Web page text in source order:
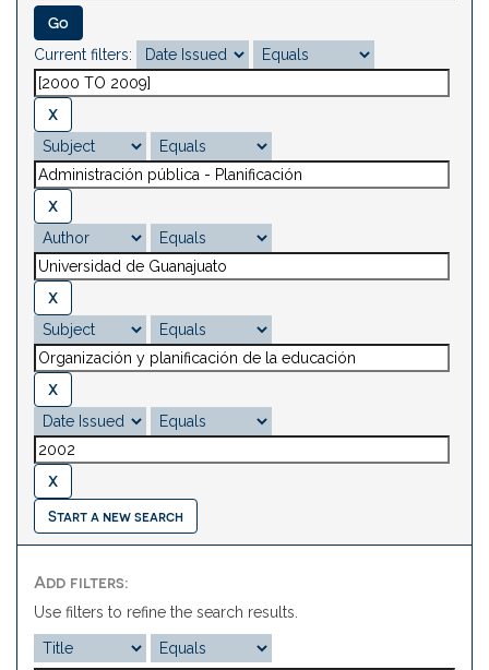
Current filters:
Start a new search
Add filters:
Use filters to refine the search results.